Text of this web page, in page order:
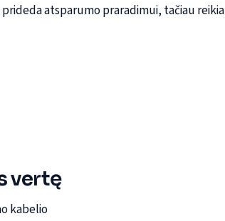
atsparumo praradimui, tačiau reikia
vertę
kabelio